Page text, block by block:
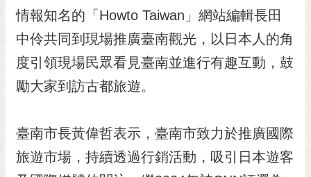
網
站
導
覽
RSS
訂
閱
情報知名的「Howto Taiwan」網站編輯長田
中伶共同到現場推廣臺南觀光，以日本人的角
度引領現場民眾看見臺南並進行有趣互動，鼓
勵大家到訪古都旅遊。
臺南市長黃偉哲表示，臺南市致力於推廣國際
旅遊市場，持續透過行銷活動，吸引日本遊客